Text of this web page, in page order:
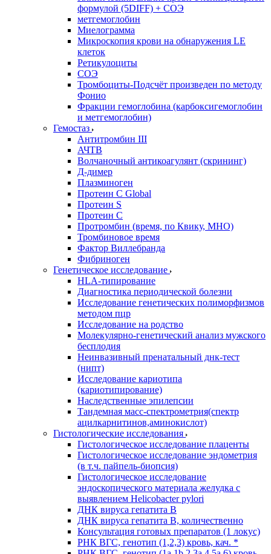
формулой (5DIFF) + СОЭ
метгемоглобин
Миелограмма
Микроскопия крови на обнаружения LE
клеток
Ретикулоциты
СОЭ
Тромбоциты-Подсчёт произведен по методу
Фонио
Фракции гемоглобина (карбоксигемоглобин
и метгемоглобин)
Гемостаз
Антитромбин III
АЧТВ
Волчаночный антикоагулянт (скрининг)
Д-димер
Плазминоген
Протеин C Global
Протеин S
Протеин С
Протромбин (время, по Квику, МНО)
Тромбиновое время
Фактор Виллебранда
Фибриноген
Генетическое исследование
HLA-типирование
Диагностика периодической болезни
Исследование генетических полиморфизмов
методом пцр
Исследование на родство
Молекулярно-генетический анализ мужского
бесплодия
Неинвазивный пренатальный днк-тест
(нипт)
Исследование кариотипа
(кариотипирование)
Наследственные эпилепсии
Тандемная масс-спектрометрия(спектр
ацилкарнитинов,аминокислот)
Гистологические исследования
Гистологическое исследование плаценты
Гистологическое исследование эндометрия
(в т.ч. пайпель-биопсия)
Гистологическое исследование
эндоскопического материала желудка с
выявлением Helicobacter pylori
ДНК вируса гепатита B
ДНК вируса гепатита B, количественно
Консультация готовых препаратов (1 локус)
РНК ВГC, генотип (1,2,3) кровь, кач. *